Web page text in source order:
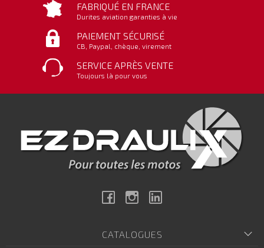
FABRIQUÉ EN FRANCE
Durites aviation garanties à vie
PAIEMENT SÉCURISÉ
CB, Paypal, chèque, virement
SERVICE APRÈS VENTE
Toujours là pour vous
FacebookInstagram
CATALOGUES